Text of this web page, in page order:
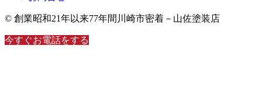
© 創業昭和21年以来77年間川崎市密着－山佐塗装店
今すぐお電話をする